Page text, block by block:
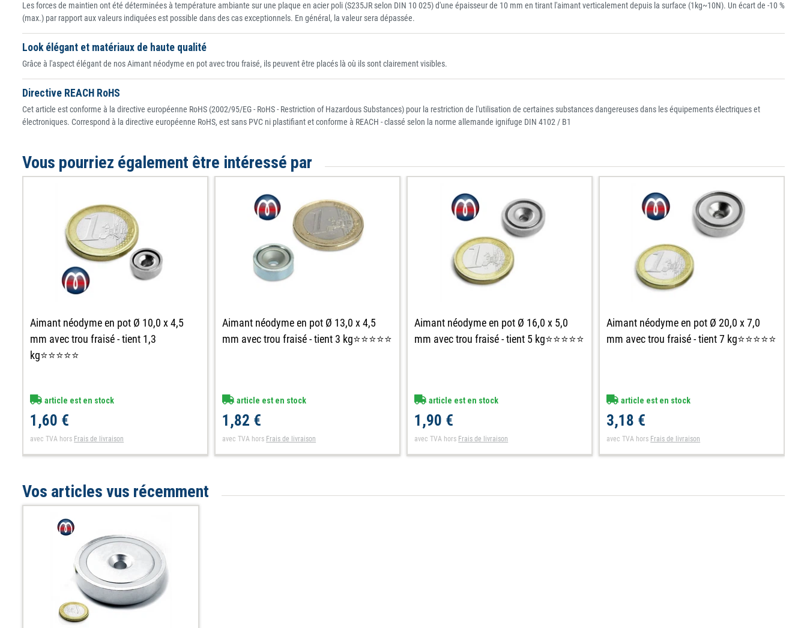
Les forces de maintien ont été déterminées à température ambiante sur une plaque en acier poli (S235JR selon DIN 10 025) d'une épaisseur de 10 mm en tirant l'aimant verticalement depuis la surface (1kg~10N). Un écart de -10 %
(max.) par rapport aux valeurs indiquées est possible dans des cas exceptionnels. En général, la valeur sera dépassée.
Look élégant et matériaux de haute qualité
Grâce à l'aspect élégant de nos Aimant néodyme en pot avec trou fraisé, ils peuvent être placés là où ils sont clairement visibles.
Directive REACH RoHS
Cet article est conforme à la directive européenne RoHS (2002/95/EG - RoHS - Restriction of Hazardous Substances) pour la restriction de l'utilisation de certaines substances dangereuses dans les équipements électriques et
électroniques. Correspond à la directive européenne RoHS, est sans PVC ni plastifiant et conforme à REACH - classé selon la norme allemande ignifuge DIN 4102 / B1
Vous pourriez également être intéressé par
Aimant néodyme en pot Ø 10,0 x 4,5
mm avec trou fraisé - tient 1,3
kg⭐⭐⭐⭐⭐
article est en stock
1,60 €
avec TVA hors Frais de livraison
Aimant néodyme en pot Ø 13,0 x 4,5
mm avec trou fraisé - tient 3 kg⭐⭐⭐⭐⭐
article est en stock
1,82 €
avec TVA hors Frais de livraison
Aimant néodyme en pot Ø 16,0 x 5,0
mm avec trou fraisé - tient 5 kg⭐⭐⭐⭐⭐
article est en stock
1,90 €
avec TVA hors Frais de livraison
Aimant néodyme en pot Ø 20,0 x 7,0
mm avec trou fraisé - tient 7 kg⭐⭐⭐⭐⭐
article est en stock
3,18 €
avec TVA hors Frais de livraison
Vos articles vus récemment